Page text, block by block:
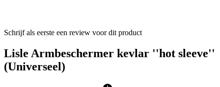
Schrijf als eerste een review voor dit product
Lisle Armbeschermer kevlar ''hot sleeve''
(Universeel)